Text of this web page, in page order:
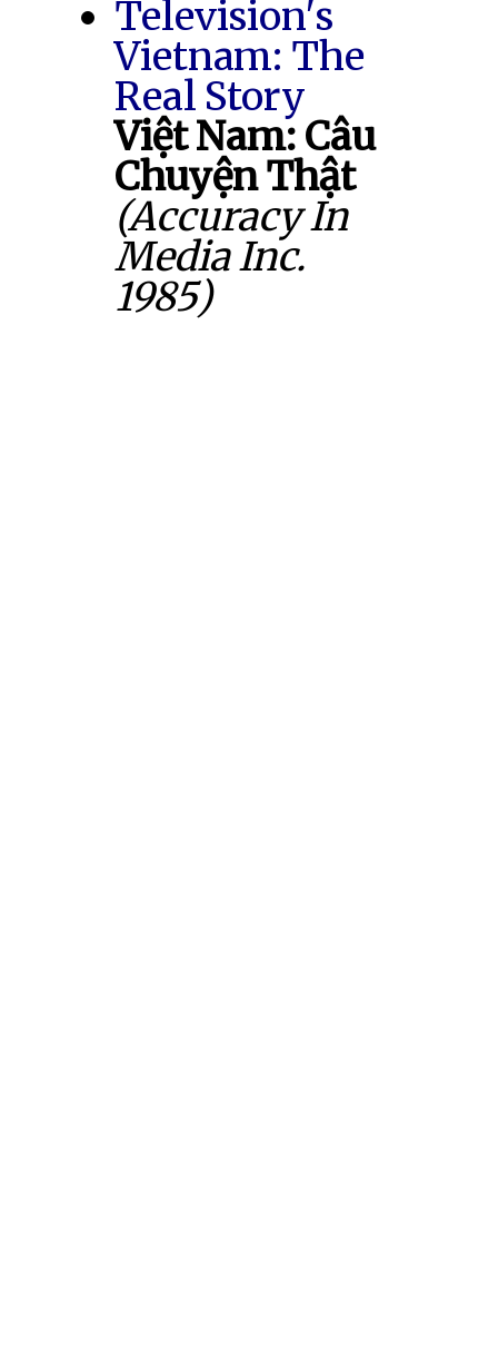
Television's
Vietnam: The
Real Story
Việt Nam: Câu
Chuyện Thật
(Accuracy In
Media Inc.
1985)